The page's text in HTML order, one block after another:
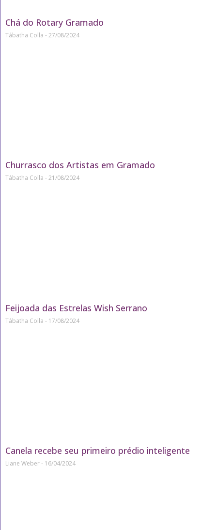
Chá do Rotary Gramado
Tábatha Colla 27/08/2024
Churrasco dos Artistas em Gramado
Tábatha Colla 21/08/2024
Feijoada das Estrelas Wish Serrano
Tábatha Colla 17/08/2024
Canela recebe seu primeiro prédio inteligente
Liane Weber 16/04/2024